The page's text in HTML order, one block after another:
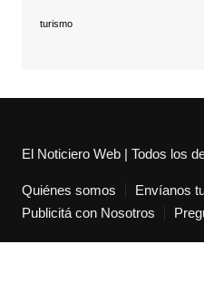
turismo
El Noticiero Web | Todos los
Quiénes somos
Envíanos
Publicitá con Nosotros